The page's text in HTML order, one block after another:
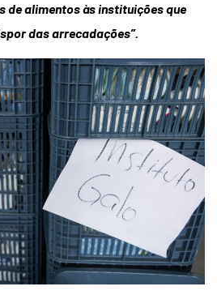
de alimentos às instituições que
das arrecadações”.